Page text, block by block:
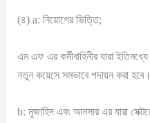
(৪) a: নিয়োগের ভিত্তি;
এম এফ এর কর্মীবাহিনীর যারা
নতুন কয়েসে সমভাবে পদায়ন করা হবে।
b: মুজাহিদ এবং আনসার এর যারা